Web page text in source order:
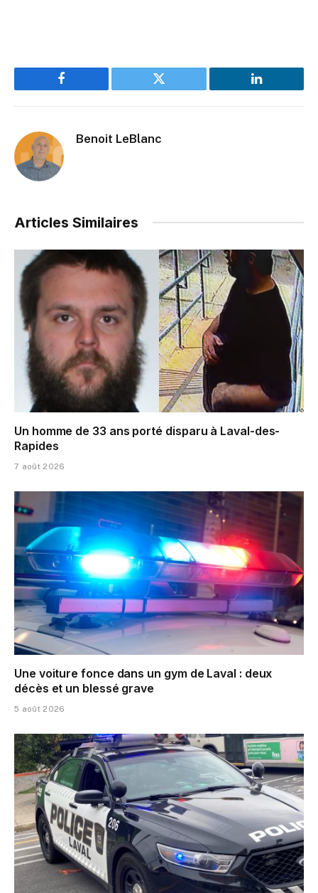
Facebook Twitter LinkedIn
Benoit LeBlanc
Articles Similaires
Un homme de 33 ans porté disparu à Laval-des-
Rapides
7 août 2026
Une voiture fonce dans un gym de Laval : deux
décès et un blessé grave
5 août 2026